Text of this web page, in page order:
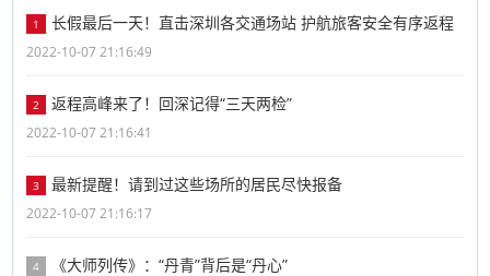
1 长假最后一天！直击深圳各交通场站 护航旅客安全有序返程
2022-10-07 21:16:49
2 返程高峰来了！回深记得“三天两检”
2022-10-07 21:16:41
3 最新提醒！请到过这些场所的居民尽快报备
2022-10-07 21:16:17
4 《大师列传》：“丹青”背后是“丹心”